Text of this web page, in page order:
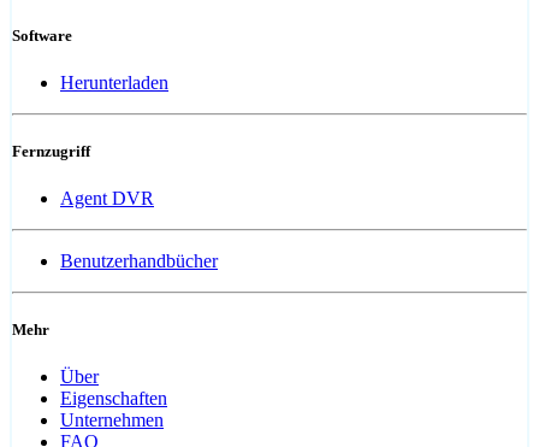
Software
Herunterladen
Fernzugriff
Agent DVR
Benutzerhandbücher
Mehr
Über
Eigenschaften
Unternehmen
FAQ